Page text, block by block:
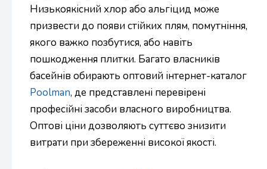
Низькоякісний хлор або альгіцид може
призвести до появи стійких плям, помутніння,
якого важко позбутися, або навіть
пошкодження плитки. Багато власників
басейнів обирають оптовий інтернет-каталог
Poolman, де представлені перевірені
професійні засоби власного виробництва.
Оптові ціни дозволяють суттєво знизити
витрати при збереженні високої якості.